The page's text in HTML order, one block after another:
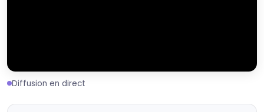
Diffusion en direct